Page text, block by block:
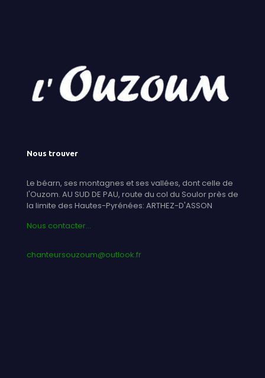
Nous trouver
Le béarn, ses montagnes et ses vallées, dont celle de
l'Ouzom. AU SUD DE PAU, route du col du Soulor près de
la limite des Hautes-Pyrénées: ARTHEZ-D'ASSON
Nous contacter...
chanteursouzoum@outlook.fr